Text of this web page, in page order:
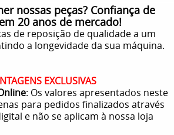
nossas peças? Confiança de
20 anos de mercado!
de reposição de qualidade a um
a longevidade da sua máquina.
EXCLUSIVAS
: Os valores apresentados neste
para pedidos finalizados através
e não se aplicam à nossa loja